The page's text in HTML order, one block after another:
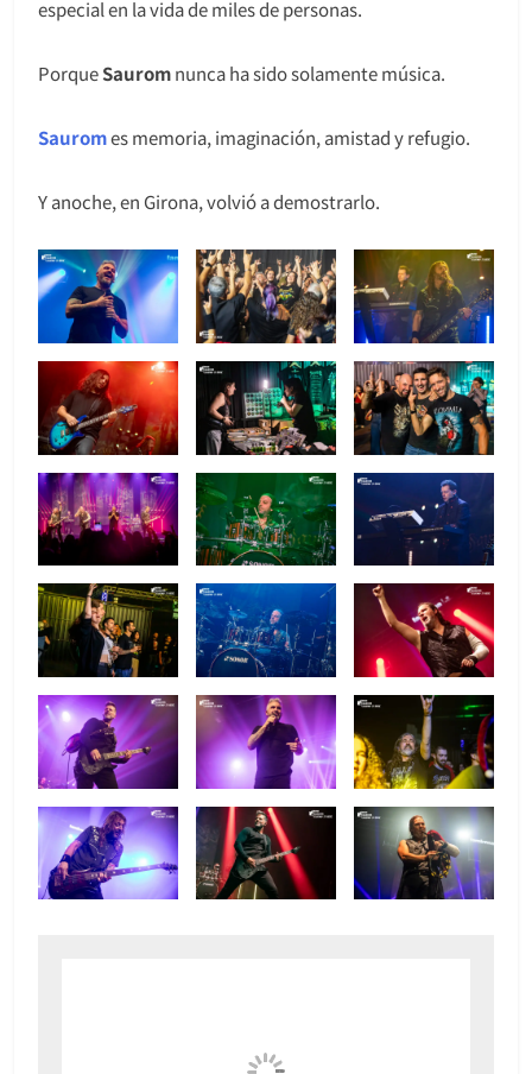
especial en la vida de miles de personas.
PorqueSauromnunca ha sido solamente música.
Sauromes memoria, imaginación, amistad y refugio.
Y anoche, en Girona, volvió a demostrarlo.